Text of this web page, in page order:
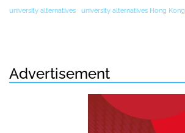
university alternatives university alternatives Hong Kong
Advertisement